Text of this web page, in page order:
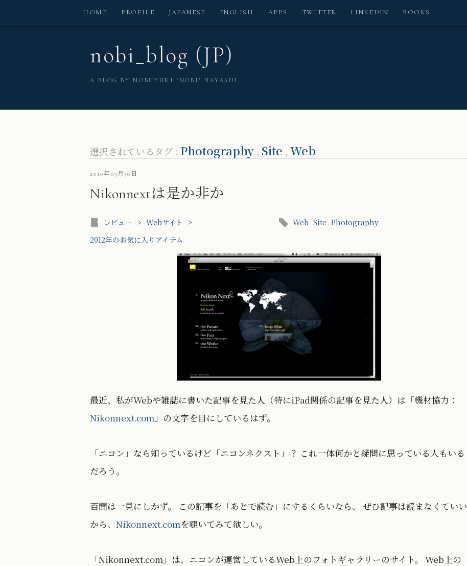
nobi_blog (JP)
A BLOG BY NOBUYUKI ‘NOBI’ HAYASHI
HOME PROFILE JAPANESE ENGLISH APPS TWITTER LINKEDIN BOOKS
選択されているタグ : Photography , Site , Web
2010年03月30日
Nikonnextは是か非か
レビュー > Webサイト
>
2012年のお気に入りアイテム
Web Site Photography
最近、私がWebや雑誌に書いた記事を見た人（特にiPad関係の記事を見た人）は「機材協力：
Nikonnext.com 」の文字を目にしているはず。
「ニコン」なら知っているけど「ニコンネクスト」？ これ一体何かと疑問に思っている人もいる
だろう。
百聞は一見にしかず。 この記事を「あとで読む」にするくらいなら、 ぜひ記事は読まなくていい
から、 Nikonnext.comを覗いてみて欲しい。
「Nikonnext.com」は、ニコンが運営しているWeb上のフォトギャラリーのサイト。 Web上の